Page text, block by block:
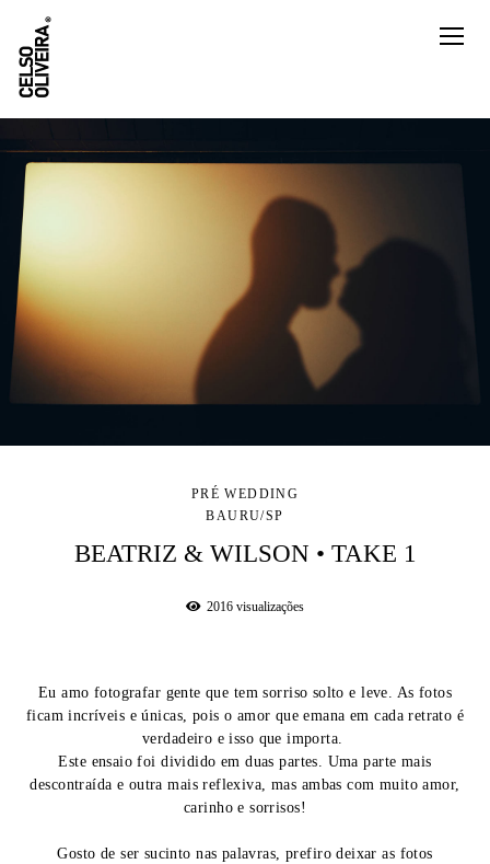
PRÉ WEDDING
BAURU/SP
BEATRIZ & WILSON • TAKE 1
2016 visualizações
Eu amo fotografar gente que tem sorriso solto e leve. As fotos
ficam incríveis e únicas, pois o amor que emana em cada retrato é
verdadeiro e isso que importa.
Este ensaio foi dividido em duas partes. Uma parte mais
descontraída e outra mais reflexiva, mas ambas com muito amor,
carinho e sorrisos!
Gosto de ser sucinto nas palavras, prefiro deixar as fotos